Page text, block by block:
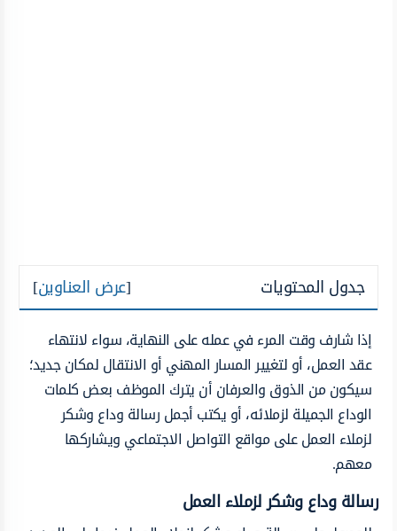
جدول المحتويات [عرض العناوين]
إذا شارف وقت المرء في عمله على النهاية، سواء لانتهاء
عقد العمل، أو لتغيير المسار المهني أو الانتقال لمكان جديد؛
سيكون من الذوق والعرفان أن يترك الموظف بعض كلمات
الوداع الجميلة لزملائه، أو يكتب أجمل رسالة وداع وشكر
لزملاء العمل على مواقع التواصل الاجتماعي ويشاركها
معهم.
رسالة وداع وشكر لزملاء العمل